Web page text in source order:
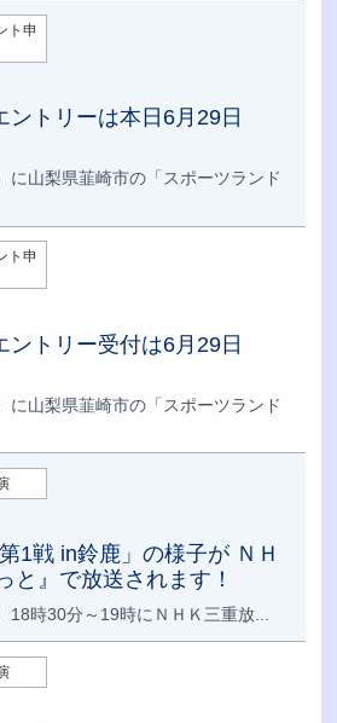
ト申
ントリーは本日6月29日
に山梨県韮崎市の「スポーツランド
ト申
ントリー受付は6月29日
に山梨県韮崎市の「スポーツランド
1戦 in鈴鹿」の様子が ＮＨ
と』で放送されます！
18時30分～19時にＮＨＫ三重放...